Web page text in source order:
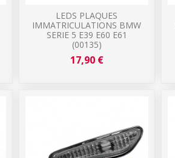
LEDS PLAQUES
IMMATRICULATIONS BMW
SERIE 5 E39 E60 E61
(00135)
17,90 €